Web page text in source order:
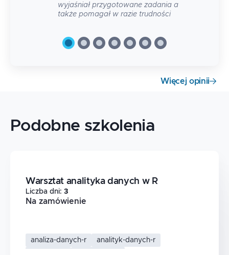
wyjaśniał przygotowane zadania a
także pomagał w razie trudności
Więcej opinii
Podobne szkolenia
Warsztat analityka danych w R
Liczba dni: 3
Na zamówienie
analiza-danych-r
analityk-danych-r